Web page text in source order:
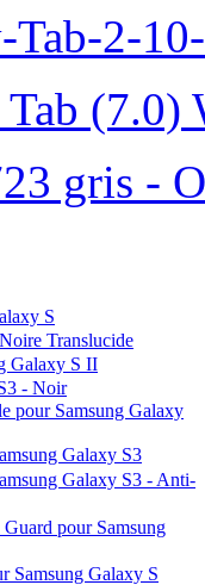
Tab-2-
Tab
gris -
S
Translucide
Galaxy S II
- Noir
pour Samsung Galaxy
Galaxy S3
Galaxy S3 - Anti-
pour Samsung
Samsung Galaxy S